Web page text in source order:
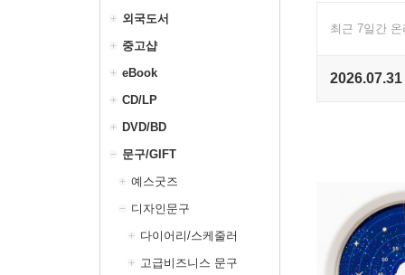
외국도서
중고샵
eBook
CD/LP
DVD/BD
문구/GIFT
예스굿즈
디자인문구
다이어리/스케줄러
고급비즈니스 문구
최근 7일간